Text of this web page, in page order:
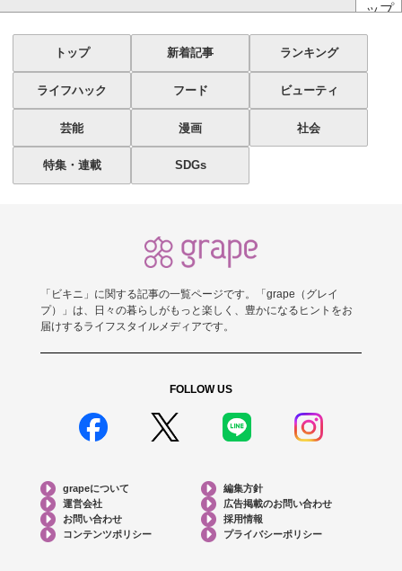
ップ
トップ 新着記事 ランキング
ライフハック フード ビューティ
芸能 漫画 社会
特集・連載 SDGs
「ビキニ」に関する記事の一覧ページです。「grape（グレイ
プ）」は、日々の暮らしがもっと楽しく、豊かになるヒントをお
届けするライフスタイルメディアです。
FOLLOW US
grapeについて
編集方針
運営会社
広告掲載のお問い合わせ
お問い合わせ
採用情報
コンテンツポリシー
プライバシーポリシー